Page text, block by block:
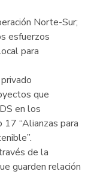
Norte-Sur;
esfuerzos
para
que
en los
“Alianzas para
de la
guarden relación